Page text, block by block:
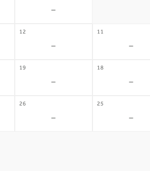
-
11
-
12
-
18
-
19
-
25
-
26
-